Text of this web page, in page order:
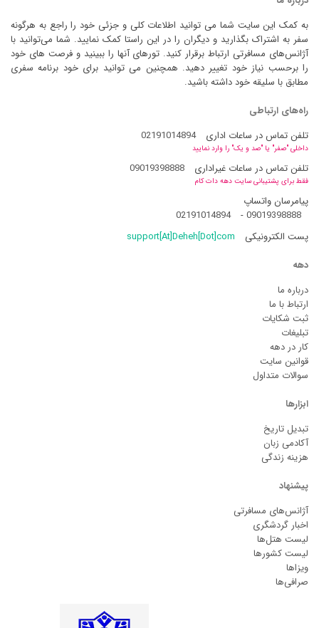
به کمک این سایت شما می توانید اطلاعات کلی و جزئی خود را راجع به هرگونه
سفر به اشتراک بگذارید و دیگران را در این راستا کمک نمایید. شما می‌توانید با
آژانس‌های مسافرتی ارتباط برقرار کنید. تورهای آنها را ببینید و فرصت های خود
را برحسب نیاز خود تغییر دهید. همچنین می توانید برای خود برنامه سفری
مطابق با سلیقه خود داشته باشید.
راه‌های ارتباطی
تلفن تماس در ساعات اداری
02191014894
داخلی "صفر" یا "صد و یک" را وارد نمایید
تلفن تماس در ساعات غیراداری 09019398888
فقط برای پشتیبانی سایت دهه دات کام
پیامرسان واتساپ
09019398888
-
02191014894
پست الکترونیکی
support[At]Deheh[Dot]com
دهه
درباره ما
ارتباط با ما
ثبت شکایات
تبلیغات
کار در دهه
قوانین سایت
سوالات متداول
ابزارها
تبدیل تاریخ
آکادمی زبان
هزینه زندگی
پیشنهاد
آژانس‌های مسافرتی
اخبار گردشگری
لیست هتل‌ها
لیست کشورها
ویزاها
صرافی‌ها